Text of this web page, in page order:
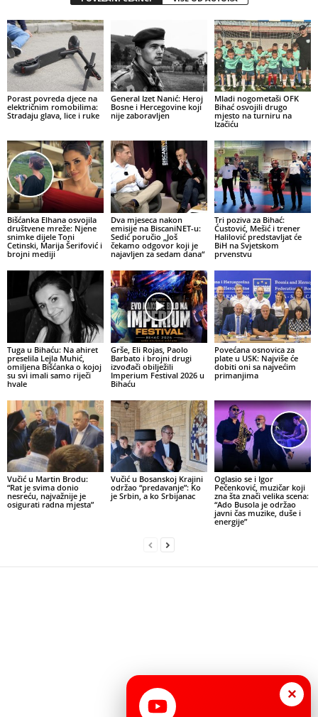
Porast povreda djece na
električnim romobilima:
Stradaju glava, lice i ruke
General Izet Nanić: Heroj
Bosne i Hercegovine koji
nije zaboravljen
Mladi nogometaši OFK
Bihać osvojili drugo
mjesto na turniru na
Izačiću
Bišćanka Elhana osvojila
društvene mreže: Njene
snimke dijele Toni
Cetinski, Marija Šerifović i
brojni mediji
Dva mjeseca nakon
emisije na BiscaniNET-u:
Sedić poručio „Još
čekamo odgovor koji je
najavljen za sedam dana“
Tri poziva za Bihać:
Ćustović, Mešić i trener
Halilović predstavljat će
BiH na Svjetskom
prvenstvu
Tuga u Bihaću: Na ahiret
preselila Lejla Muhić,
omiljena Bišćanka o kojoj
su svi imali samo riječi
hvale
Grše, Eli Rojas, Paolo
Barbato i brojni drugi
izvođači obilježili
Imperium Festival 2026 u
Bihaću
Povećana osnovica za
plate u USK: Najviše će
dobiti oni sa najvećim
primanjima
Vučić u Martin Brodu:
“Rat je svima donio
nesreću, najvažnije je
osigurati radna mjesta”
Vučić u Bosanskoj Krajini
održao “predavanje”: Ko
je Srbin, a ko Srbijanac
Oglasio se i Igor
Pečenković, muzičar koji
zna šta znači velika scena:
“Ado Busola je održao
javni čas muzike, duše i
energije”
×